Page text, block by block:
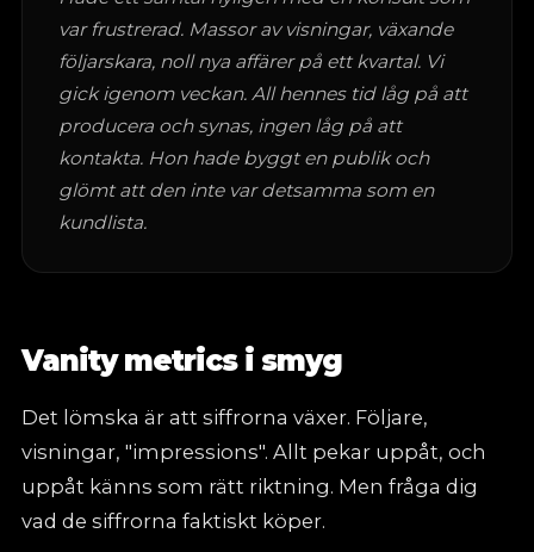
var frustrerad. Massor av visningar, växande
följarskara, noll nya affärer på ett kvartal. Vi
gick igenom veckan. All hennes tid låg på att
producera och synas, ingen låg på att
kontakta. Hon hade byggt en publik och
glömt att den inte var detsamma som en
kundlista.
Vanity metrics i smyg
Det lömska är att siffrorna växer. Följare,
visningar, "impressions". Allt pekar uppåt, och
uppåt känns som rätt riktning. Men fråga dig
vad de siffrorna faktiskt köper.